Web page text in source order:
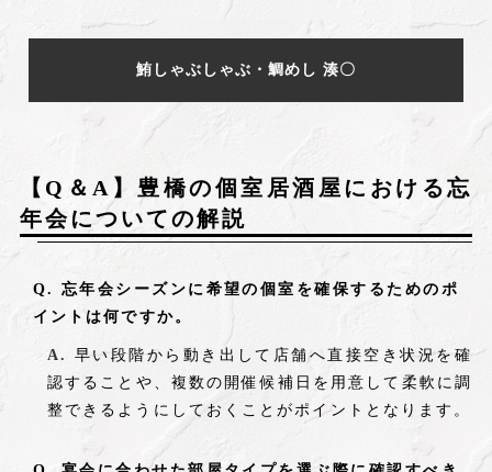
鮪しゃぶしゃぶ・鯛めし 湊〇
【Q＆A】豊橋の個室居酒屋における忘
年会についての解説
忘年会シーズンに希望の個室を確保するためのポ
イントは何ですか。
早い段階から動き出して店舗へ直接空き状況を確
認することや、複数の開催候補日を用意して柔軟に調
整できるようにしておくことがポイントとなります。